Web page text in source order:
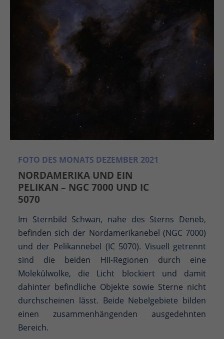
FOTO DES MONATS DEZEMBER 2021
NORDAMERIKA UND EIN
PELIKAN – NGC 7000 UND IC
5070
Im Sternbild Schwan, nahe des Sterns Deneb,
befinden sich der Nordamerikanebel (NGC 7000)
und der Pelikannebel (IC 5070). Visuell getrennt
sind die beiden HII-Regionen durch eine
Molekülwolke, die Licht blockiert und damit
dahinter befindliche Objekte sowie Sterne nicht
durchscheinen lässt. Beide Nebelgebiete bilden
einen zusammenhängenden ausgedehnten
Bereich.